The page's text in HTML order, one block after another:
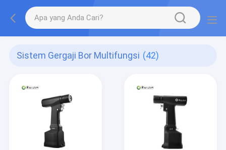
Sistem Gergaji Bor Multifungsi (42)